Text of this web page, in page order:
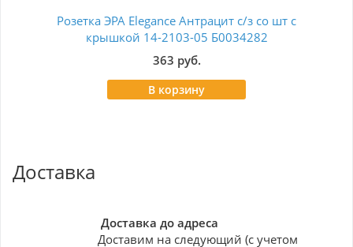
Розетка ЭРА Elegance Антрацит с/з со шт с
крышкой 14-2103-05 Б0034282
363 руб.
В корзину
Доставка
Доставка до адреса
Доставим на следующий (с учетом